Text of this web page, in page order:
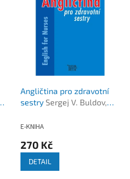
Angličtina pro zdravotní
sestry Sergej V. Buldov,
E-KNIHA
270 Kč
DETAIL